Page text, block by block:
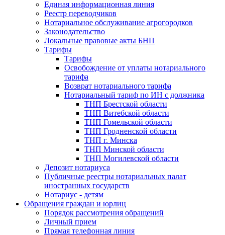
Единая информационная линия
Реестр переводчиков
Нотариальное обслуживание агрогородков
Законодательство
Локальные правовые акты БНП
Тарифы
Тарифы
Освобождение от уплаты нотариального
тарифа
Возврат нотариального тарифа
Нотариальный тариф по ИН с должника
ТНП Брестской области
ТНП Витебской области
ТНП Гомельской области
ТНП Гродненской области
ТНП г. Минска
ТНП Минской области
ТНП Могилевской области
Депозит нотариуса
Публичные реестры нотариальных палат
иностранных государств
Нотариус - детям
Обращения граждан и юрлиц
Порядок рассмотрения обращений
Личный прием
Прямая телефонная линия